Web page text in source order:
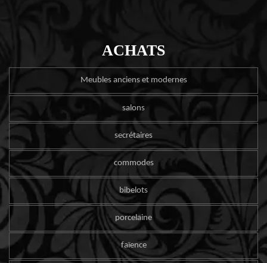
ACHATS
Meubles anciens et modernes
salons
secrétaires
commodes
bibelots
porcelaine
faïence